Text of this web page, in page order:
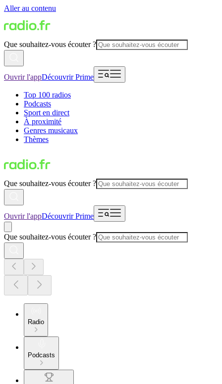
Aller au contenu
Que souhaitez-vous écouter ?
Ouvrir l'appDécouvrir Prime
Top 100 radios
Podcasts
Sport en direct
À proximité
Genres musicaux
Thèmes
Que souhaitez-vous écouter ?
Ouvrir l'appDécouvrir Prime
Que souhaitez-vous écouter ?
Radio
Podcasts